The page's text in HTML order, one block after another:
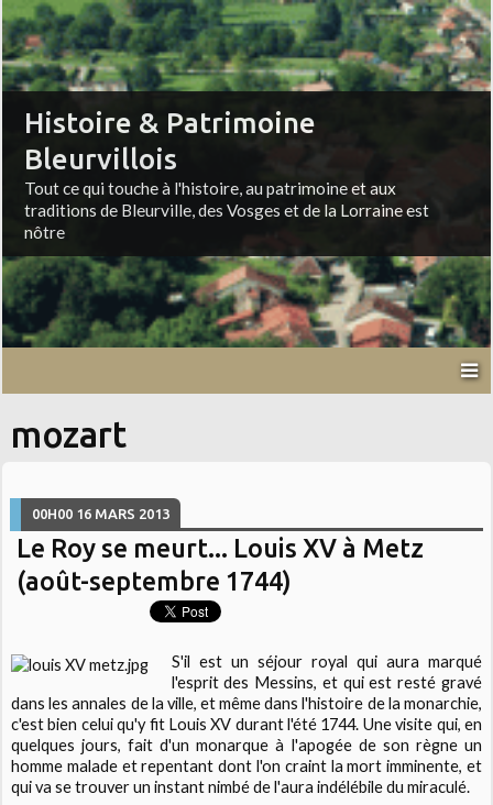
Histoire & Patrimoine
Bleurvillois
Tout ce qui touche à l'histoire, au patrimoine et aux
traditions de Bleurville, des Vosges et de la Lorraine est
nôtre
mozart
00H00 16 MARS 2013
Le Roy se meurt... Louis XV à Metz
(août-septembre 1744)
S'il est un séjour royal qui aura marqué
l'esprit des Messins, et qui est resté gravé
dans les annales de la ville, et même dans l'histoire de la monarchie,
c'est bien celui qu'y fit Louis XV durant l'été 1744. Une visite qui, en
quelques jours, fait d'un monarque à l'apogée de son règne un
homme malade et repentant dont l'on craint la mort imminente, et
qui va se trouver un instant nimbé de l'aura indélébile du miraculé.